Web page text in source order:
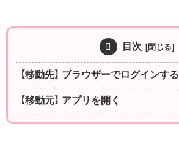
目次
【移動先】 ブラウザーでログインする
【移動元】 アプリを開く